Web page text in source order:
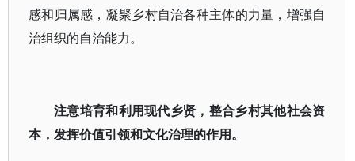
感和归属感，凝聚乡村自治各种主体的力量，增强自
治组织的自治能力。
注意培育和利用现代乡贤，整合乡村其他社会资
本，发挥价值引领和文化治理的作用。